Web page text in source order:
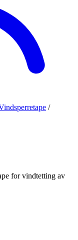
/
for vindtetting av